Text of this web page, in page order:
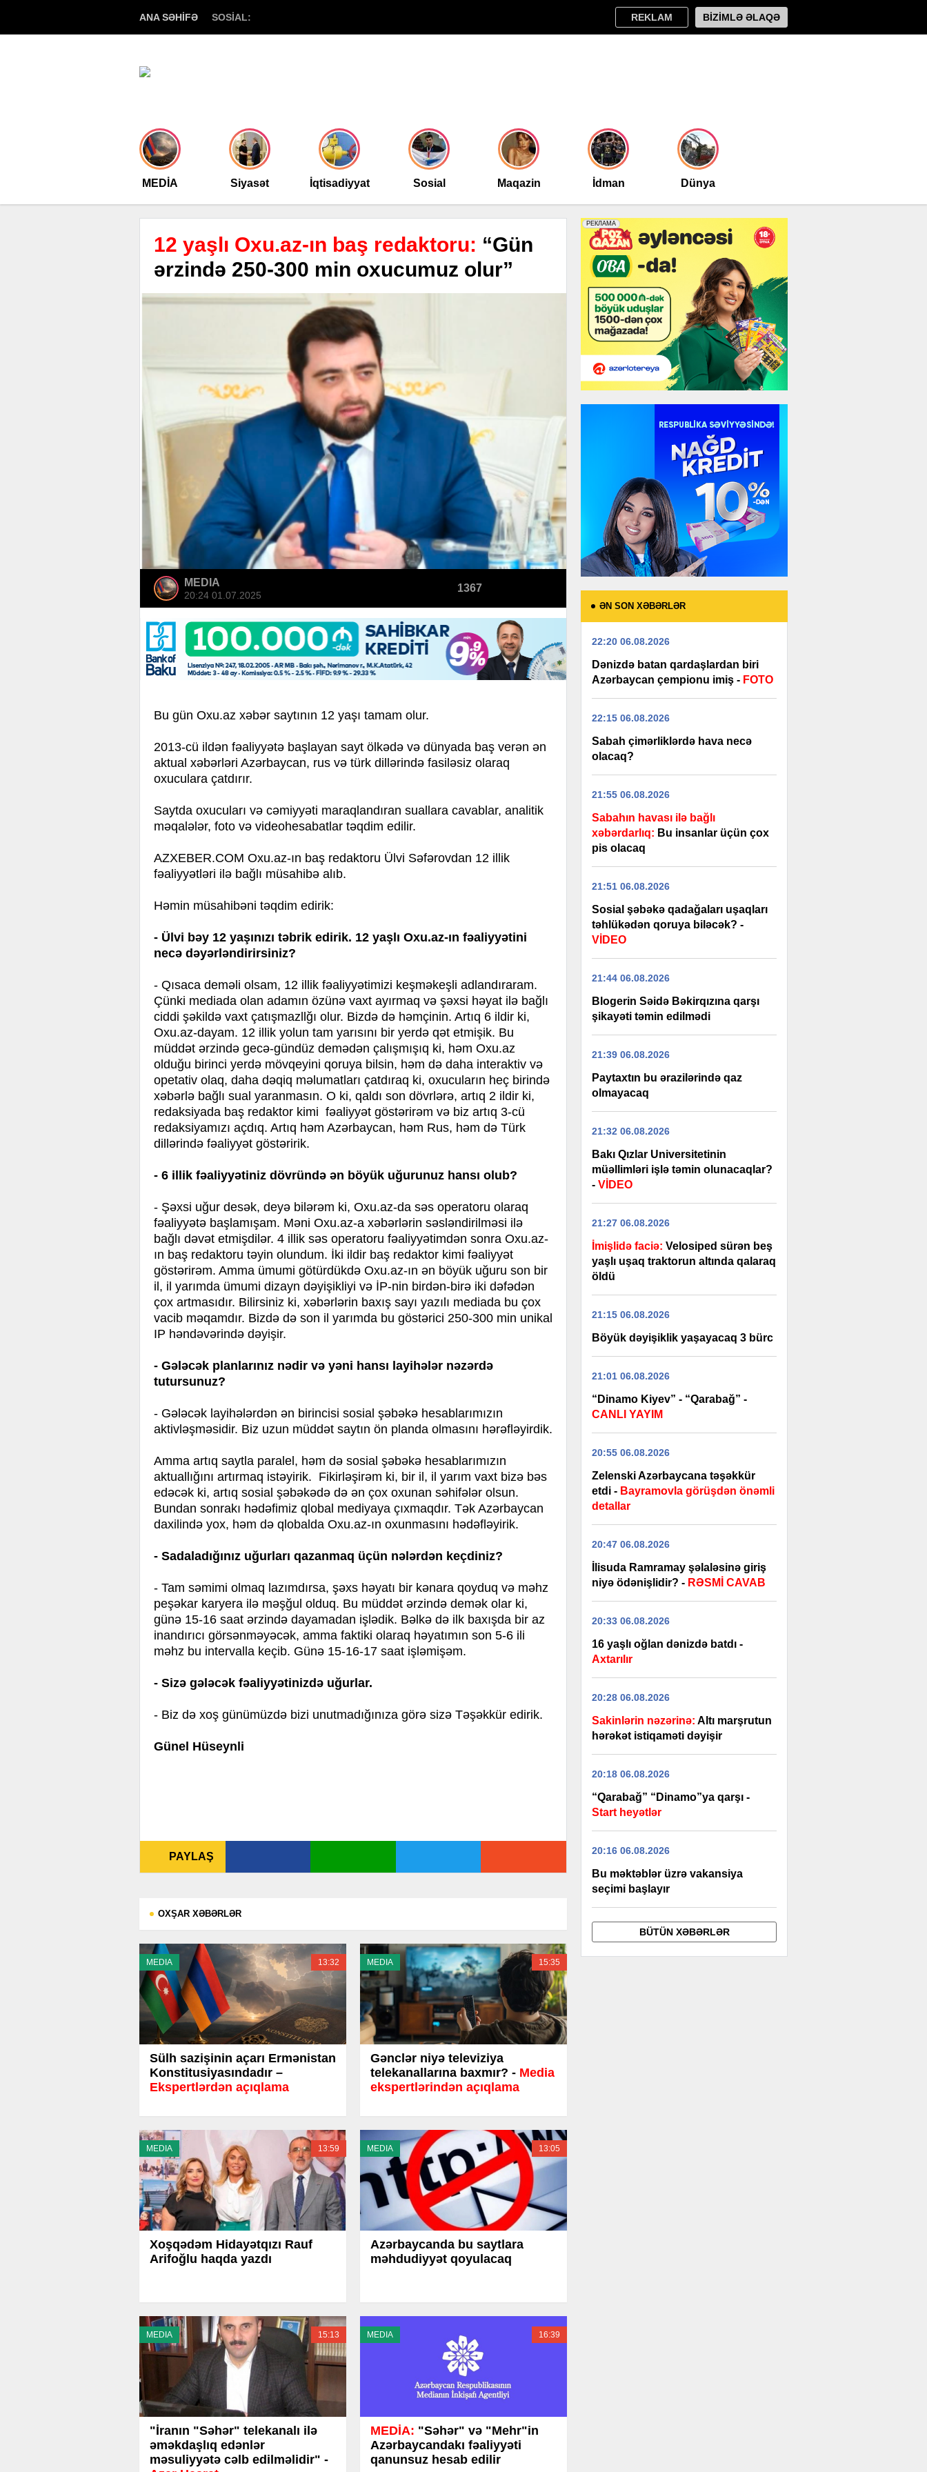
ANA SƏHİFƏ SOSİAL: REKLAM BİZİMLƏ ƏLAQƏ
MEDİA Siyasət İqtisadiyyat Sosial Maqazin İdman Dünya
12 yaşlı Oxu.az-ın baş redaktoru: “Gün
ərzində 250-300 min oxucumuz olur”
MEDIA
20:24 01.07.2025
1367
Bu gün Oxu.az xəbər saytının 12 yaşı tamam olur.
2013-cü ildən fəaliyyətə başlayan sayt ölkədə və dünyada baş verən ən
aktual xəbərləri Azərbaycan, rus və türk dillərində fasiləsiz olaraq
oxuculara çatdırır.
Saytda oxucuları və cəmiyyəti maraqlandıran suallara cavablar, analitik
məqalələr, foto və videohesabatlar təqdim edilir.
AZXEBER.COM Oxu.az-ın baş redaktoru Ülvi Səfərovdan 12 illik
fəaliyyətləri ilə bağlı müsahibə alıb.
Həmin müsahibəni təqdim edirik:
- Ülvi bəy 12 yaşınızı təbrik edirik. 12 yaşlı Oxu.az-ın fəaliyyətini
necə dəyərləndirirsiniz?
- Qısaca deməli olsam, 12 illik fəaliyyətimizi keşməkeşli adlandıraram.
Çünki mediada olan adamın özünə vaxt ayırmaq və şəxsi həyat ilə bağlı
ciddi şəkildə vaxt çatışmazllğı olur. Bizdə də həmçinin. Artıq 6 ildir ki,
Oxu.az-dayam. 12 illik yolun tam yarısını bir yerdə qət etmişik. Bu
müddət ərzində gecə-gündüz demədən çalışmışıq ki, həm Oxu.az
olduğu birinci yerdə mövqeyini qoruya bilsin, həm də daha interaktiv və
opetativ olaq, daha dəqiq məlumatları çatdıraq ki, oxucuların heç birində
xəbərlə bağlı sual yaranmasın. O ki, qaldı son dövrlərə, artıq 2 ildir ki,
redaksiyada baş redaktor kimi fəaliyyət göstərirəm və biz artıq 3-cü
redaksiyamızı açdıq. Artıq həm Azərbaycan, həm Rus, həm də Türk
dillərində fəaliyyət göstəririk.
- 6 illik fəaliyyətiniz dövründə ən böyük uğurunuz hansı olub?
- Şəxsi uğur desək, deyə bilərəm ki, Oxu.az-da səs operatoru olaraq
fəaliyyətə başlamışam. Məni Oxu.az-a xəbərlərin səsləndirilməsi ilə
bağlı dəvət etmişdilər. 4 illik səs operatoru fəaliyyətimdən sonra Oxu.az-
ın baş redaktoru təyin olundum. İki ildir baş redaktor kimi fəaliyyət
göstərirəm. Amma ümumi götürdükdə Oxu.az-ın ən böyük uğuru son bir
il, il yarımda ümumi dizayn dəyişikliyi və İP-nin birdən-birə iki dəfədən
çox artmasıdır. Bilirsiniz ki, xəbərlərin baxış sayı yazılı mediada bu çox
vacib məqamdır. Bizdə də son il yarımda bu göstərici 250-300 min unikal
IP həndəvərində dəyişir.
- Gələcək planlarınız nədir və yəni hansı layihələr nəzərdə
tutursunuz?
- Gələcək layihələrdən ən birincisi sosial şəbəkə hesablarımızın
aktivləşməsidir. Biz uzun müddət saytın ön planda olmasını hərəfləyirdik.
Amma artıq saytla paralel, həm də sosial şəbəkə hesablarımızın
aktuallığını artırmaq istəyirik. Fikirləşirəm ki, bir il, il yarım vaxt bizə bəs
edəcək ki, artıq sosial şəbəkədə də ən çox oxunan səhifələr olsun.
Bundan sonrakı hədəfimiz qlobal mediyaya çıxmaqdır. Tək Azərbaycan
daxilində yox, həm də qlobalda Oxu.az-ın oxunmasını hədəfləyirik.
- Sadaladığınız uğurları qazanmaq üçün nələrdən keçdiniz?
- Tam səmimi olmaq lazımdırsa, şəxs həyatı bir kənara qoyduq və məhz
peşəkar karyera ilə məşğul olduq. Bu müddət ərzində demək olar ki,
günə 15-16 saat ərzində dayamadan işlədik. Bəlkə də ilk baxışda bir az
inandırıcı görsənməyəcək, amma faktiki olaraq həyatımın son 5-6 ili
məhz bu intervalla keçib. Günə 15-16-17 saat işləmişəm.
- Sizə gələcək fəaliyyətinizdə uğurlar.
- Biz də xoş günümüzdə bizi unutmadığınıza görə sizə Təşəkkür edirik.
Günel Hüseynli
PAYLAŞ
OXŞAR XƏBƏRLƏR
MEDIA 13:32
Sülh sazişinin açarı Ermənistan
Konstitusiyasındadır –
Ekspertlərdən açıqlama
MEDIA 15:35
Gənclər niyə televiziya
telekanallarına baxmır? - Media
ekspertlərindən açıqlama
MEDIA 13:59
Xoşqədəm Hidayətqızı Rauf
Arifoğlu haqda yazdı
MEDIA 13:05
Azərbaycanda bu saytlara
məhdudiyyət qoyulacaq
MEDIA 15:13
"İranın "Səhər" telekanalı ilə
əməkdaşlıq edənlər
məsuliyyətə cəlb edilməlidir" -
MEDIA 16:39
MEDİA: "Səhər" və "Mehr"in
Azərbaycandakı fəaliyyəti
qanunsuz hesab edilir
ƏN SON XƏBƏRLƏR
22:20 06.08.2026
Dənizdə batan qardaşlardan biri
Azərbaycan çempionu imiş - FOTO
22:15 06.08.2026
Sabah çimərliklərdə hava necə
olacaq?
21:55 06.08.2026
Sabahın havası ilə bağlı
xəbərdarlıq: Bu insanlar üçün çox
pis olacaq
21:51 06.08.2026
Sosial şəbəkə qadağaları uşaqları
təhlükədən qoruya biləcək? -
VİDEO
21:44 06.08.2026
Blogerin Səidə Bəkirqızına qarşı
şikayəti təmin edilmədi
21:39 06.08.2026
Paytaxtın bu ərazilərində qaz
olmayacaq
21:32 06.08.2026
Bakı Qızlar Universitetinin
müəllimləri işlə təmin olunacaqlar?
- VİDEO
21:27 06.08.2026
İmişlidə faciə: Velosiped sürən beş
yaşlı uşaq traktorun altında qalaraq
öldü
21:15 06.08.2026
Böyük dəyişiklik yaşayacaq 3 bürc
21:01 06.08.2026
“Dinamo Kiyev” - “Qarabağ” -
CANLI YAYIM
20:55 06.08.2026
Zelenski Azərbaycana təşəkkür
etdi - Bayramovla görüşdən önəmli
detallar
20:47 06.08.2026
İlisuda Ramramay şəlaləsinə giriş
niyə ödənişlidir? - RƏSMİ CAVAB
20:33 06.08.2026
16 yaşlı oğlan dənizdə batdı -
Axtarılır
20:28 06.08.2026
Sakinlərin nəzərinə: Altı marşrutun
hərəkət istiqaməti dəyişir
20:18 06.08.2026
“Qarabağ” “Dinamo”ya qarşı -
Start heyətlər
20:16 06.08.2026
Bu məktəblər üzrə vakansiya
seçimi başlayır
BÜTÜN XƏBƏRLƏR